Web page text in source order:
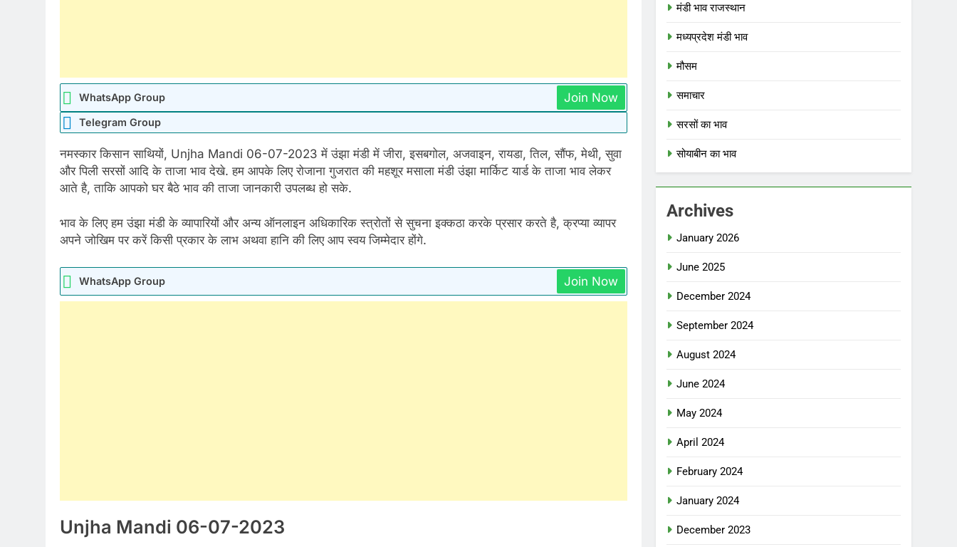
WhatsApp Group Join Now
Telegram Group
नमस्कार किसान साथियों, Unjha Mandi 06-07-2023 में उंझा मंडी में जीरा, इसबगोल, अजवाइन, रायडा, तिल, सौंफ, मेथी, सुवा
और पिली सरसों आदि के ताजा भाव देखे. हम आपके लिए रोजाना गुजरात की महशूर मसाला मंडी उंझा मार्किट यार्ड के ताजा भाव लेकर
आते है, ताकि आपको घर बैठे भाव की ताजा जानकारी उपलब्ध हो सके.
भाव के लिए हम उंझा मंडी के व्यापारियों और अन्य ऑनलाइन अधिकारिक स्त्रोतों से सुचना इक्कठा करके प्रसार करते है, क्रप्या व्यापर
अपने जोखिम पर करें किसी प्रकार के लाभ अथवा हानि की लिए आप स्वय जिम्मेदार होंगे.
WhatsApp Group Join Now
Unjha Mandi 06-07-2023
मंडी भाव राजस्थान
मध्यप्रदेश मंडी भाव
मौसम
समाचार
सरसों का भाव
सोयाबीन का भाव
Archives
January 2026
June 2025
December 2024
September 2024
August 2024
June 2024
May 2024
April 2024
February 2024
January 2024
December 2023